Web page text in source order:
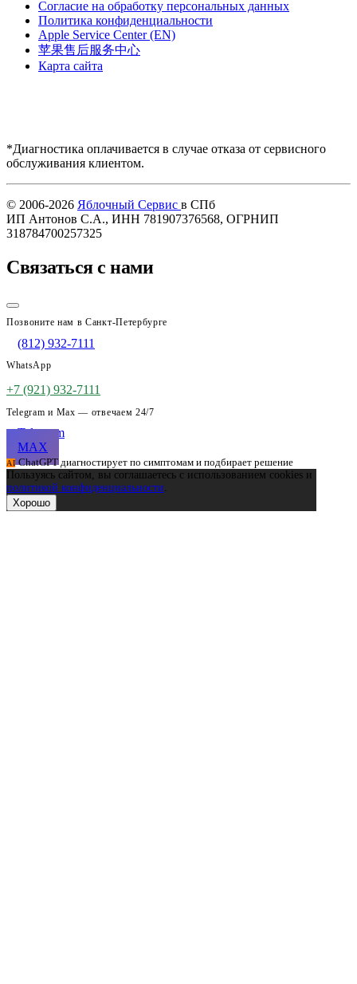
Согласие на обработку персональных данных
Политика конфиденциальности
Apple Service Center (EN)
苹果售后服务中心
Карта сайта
Купить AirPods
*Диагностика оплачивается в случае отказа от сервисного
обслуживания клиентом.
© 2006-2026 Яблочный Сервис в СПб
ИП Антонов С.А., ИНН 781907376568, ОГРНИП
318784700257325
Связаться с нами
Позвоните нам в Санкт-Петербурге
(812) 932-7111
WhatsApp
+7 (921) 932-7111
Telegram и Max — отвечаем 24/7
Telegram
MAX
AI ChatGPT диагностирует по симптомам и подбирает решение
Пользуясь сайтом, вы соглашаетесь с использованием cookies и
политикой конфиденциальности.
Хорошо